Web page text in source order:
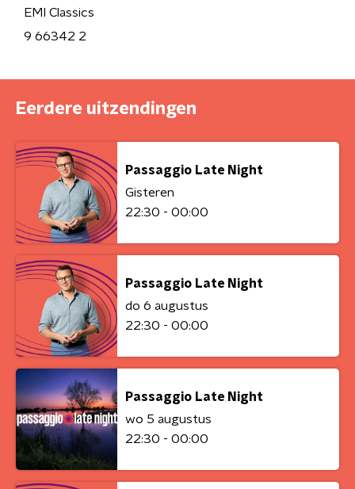
EMI Classics
9 66342 2
Eerdere uitzendingen
Passaggio Late Night
Gisteren
22:30 - 00:00
Passaggio Late Night
do 6 augustus
22:30 - 00:00
Passaggio Late Night
wo 5 augustus
22:30 - 00:00